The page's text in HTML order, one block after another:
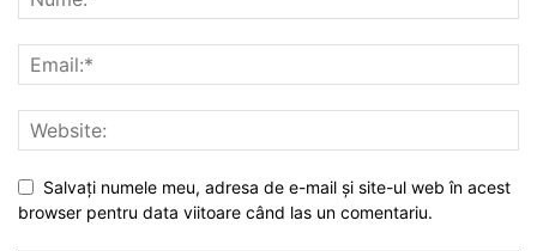
Salvați numele meu, adresa de e-mail și site-ul web în acest
browser pentru data viitoare când las un comentariu.